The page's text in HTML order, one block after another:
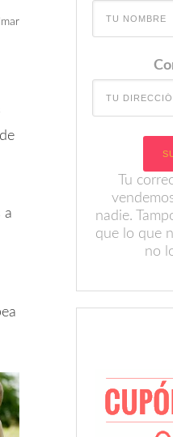
a
Tu
nadie.
que lo que
no